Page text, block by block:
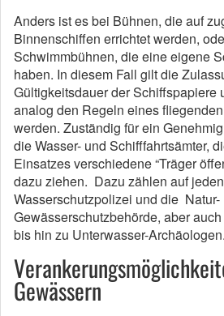
Anders ist es bei Bühnen, die auf
Binnenschiffen errichtet werden,
Schwimmbühnen, die eine eigene
haben. In diesem Fall gilt die
Gültigkeitsdauer der Schiffspapiere
analog den Regeln eines
werden. Zuständig für ein
die Wasser- und Schifffahrtsämter,
Einsatzes verschiedene “Träger
dazu ziehen. Dazu zählen auf
Wasserschutzpolizei und die Natur-
Gewässerschutzbehörde, aber
bis hin zu Unterwasser-
Gewässern